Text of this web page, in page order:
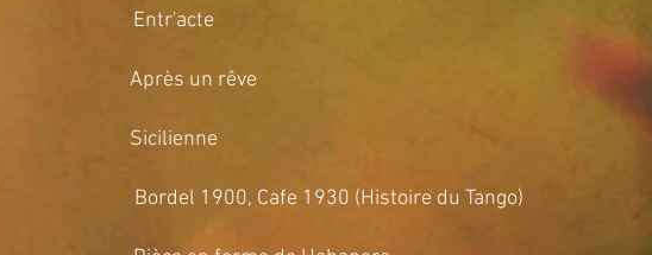
Entr'acte
Après un rêve
Sicilienne
Bordel 1900, Cafe 1930 (Histoire du Tango)